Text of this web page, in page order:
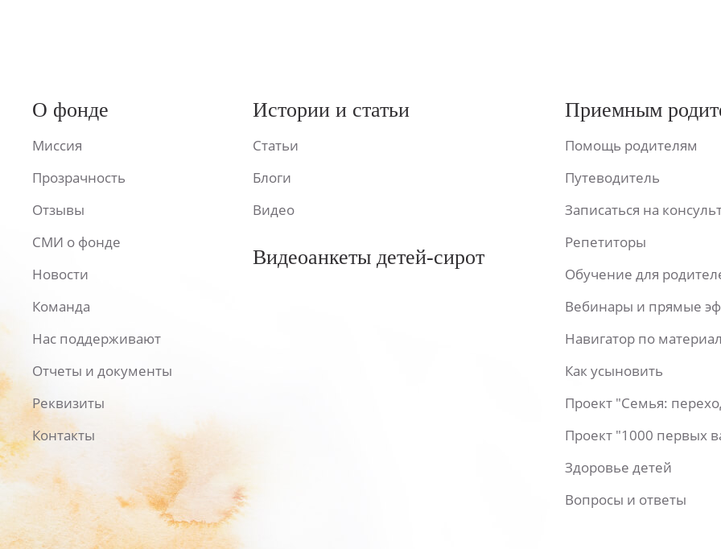
О фонде
Миссия
Прозрачность
Отзывы
СМИ о фонде
Новости
Команда
Нас поддерживают
Отчеты и документы
Реквизиты
Контакты
Истории и статьи
Статьи
Блоги
Видео
Видеоанкеты детей-сирот
Приемным
Помощь родителям
Путеводитель
Записаться на
Репетиторы
Обучение для
Вебинары и прямые
Навигатор по
Как усыновить
Проект "Семья:
Проект "1000 первых
Здоровье детей
Вопросы и ответы